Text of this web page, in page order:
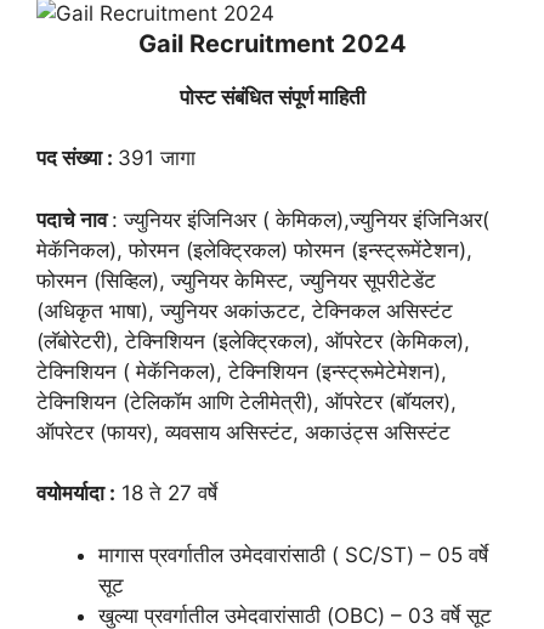
Gail Recruitment 2024
पोस्ट संबंधित संपूर्ण माहिती
पद संख्या : 391 जागा
पदाचे नाव: ज्युनियर इंजिनिअर ( केमिकल),ज्युनियर इंजिनिअर(
मेकॅनिकल), फोरमन (इलेक्ट्रिकल) फोरमन (इन्स्ट्रूमेंटेेशन),
फोरमन (सिव्हिल), ज्युनियर केमिस्ट, ज्युनियर सूपरीटेडेंट
(अधिकृत भाषा), ज्युनियर अकांऊटट, टेक्निकल असिस्टंट
(लॅबोरेटरी), टेक्निशियन (इलेक्ट्रिकल), ऑपरेटर (केमिकल),
टेक्निशियन ( मेकॅनिकल), टेक्निशियन (इन्स्ट्रूमेटेमेशन),
टेक्निशियन (टेलिकॉम आणि टेलीमेत्री), ऑपरेटर (बॉयलर),
ऑपरेटर (फायर), व्यवसाय असिस्टंट, अकाउंट्स असिस्टंट
वयोमर्यादा : 18 ते 27 वर्षे
मागास प्रवर्गातील उमेदवारांसाठी ( SC/ST) – 05 वर्षे
सूट
खुल्या प्रवर्गातील उमेदवारांसाठी (OBC) – 03 वर्षे सूट